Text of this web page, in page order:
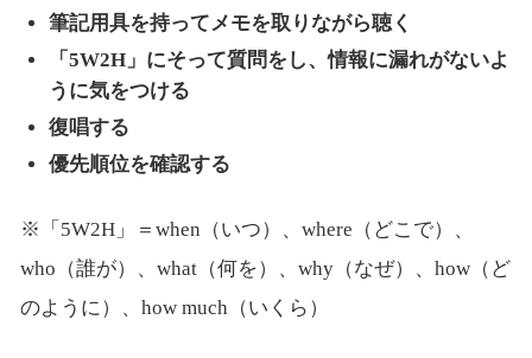
筆記用具を持ってメモを取りながら聴く
「5W2H」にそって質問をし、情報に漏れがないよ
うに気をつける
復唱する
優先順位を確認する
※「5W2H」＝when（いつ）、where（どこで）、
who（誰が）、what（何を）、why（なぜ）、how（ど
のように）、how much（いくら）